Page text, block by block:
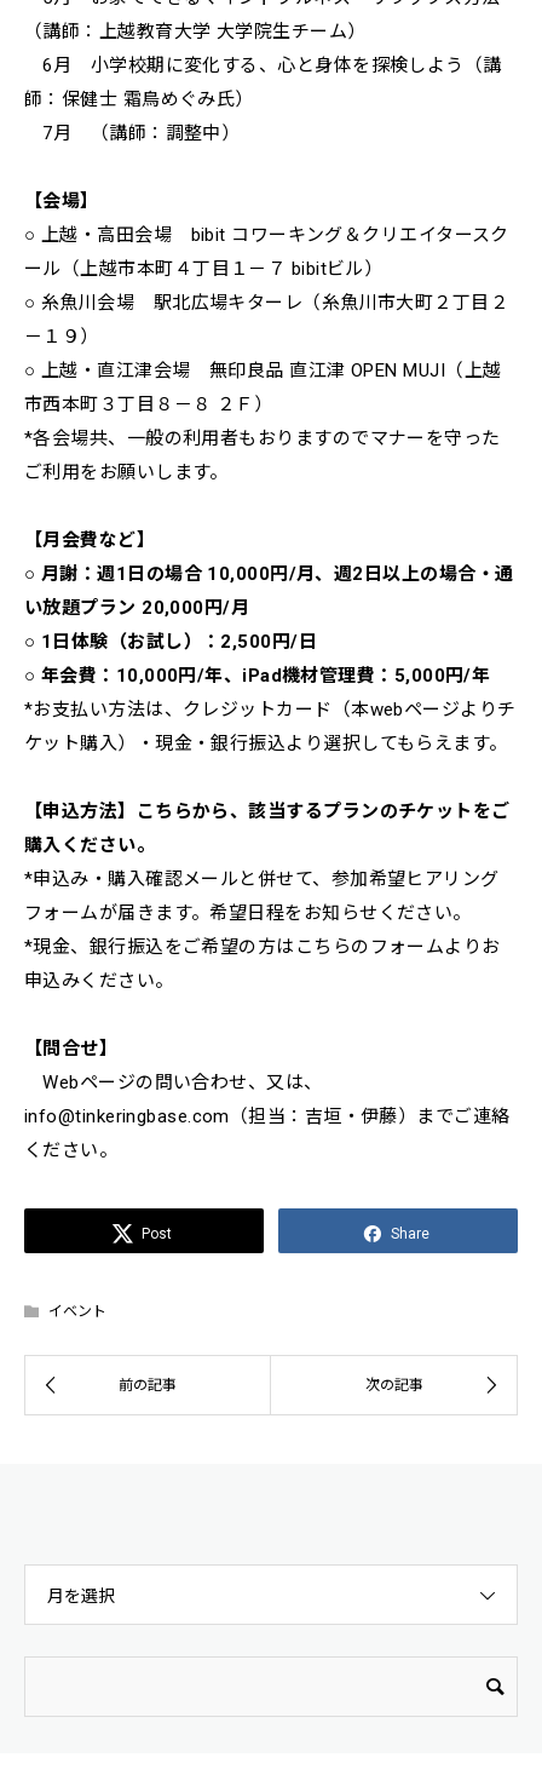
（講師：上越教育大学 大学院生チーム）
6月 小学校期に変化する、心と身体を探検しよう（講
師：保健士 霜鳥めぐみ氏）
7月 （講師：調整中）
【会場】
○ 上越・高田会場 bibit コワーキング＆クリエイタースク
ール
（上越市本町４丁目１－７ bibitビル）
○ 糸魚川会場 駅北広場キターレ （糸魚川市大町２丁目２
－１９）
○ 上越・直江津会場 無印良品 直江津 OPEN MUJI（上越
市西本町３丁目８－８ ２Ｆ）
*各会場共、一般の利用者もおりますのでマナーを守った
ご利用をお願いします。
【月会費など】
○ 月謝：週1日の場合 10,000円/月、週2日以上の場合・通
い放題プラン 20,000円/月
○ 1日体験（お試し）：2,500円/日
○ 年会費：10,000円/年、iPad機材管理費：5,000円/年
*お支払い方法は、クレジットカード（本webページよりチ
ケット購入）・現金・銀行振込より選択してもらえます。
【申込方法】こちらから、該当するプランのチケットをご
購入ください。
*申込み・購入確認メールと併せて、参加希望ヒアリング
フォームが届きます。希望日程をお知らせください。
*現金、銀行振込をご希望の方はこちらのフォームよりお
申込みください。
【問合せ】
Webページの問い合わせ、又は、
info@tinkeringbase.com（担当：吉垣・伊藤）までご連絡
ください。
Post Share
イベント
月を選択